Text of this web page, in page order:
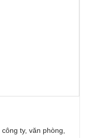
ty, văn phòng,